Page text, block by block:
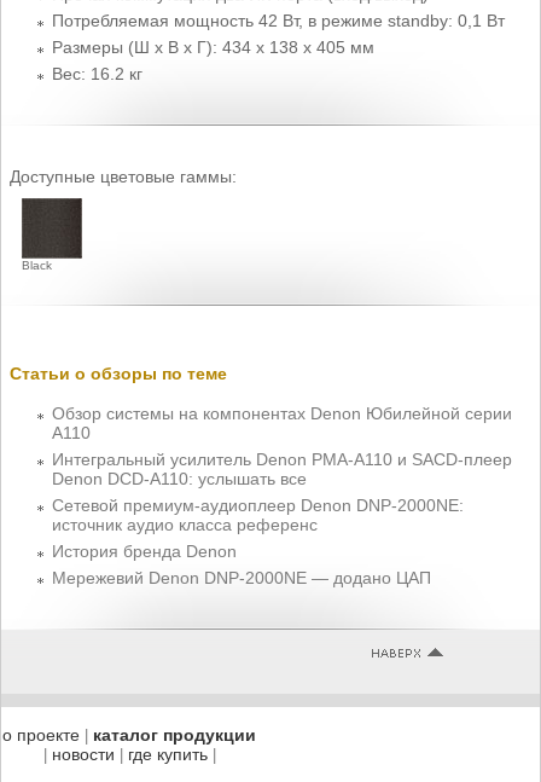
Потребляемая мощность 42 Вт, в режиме standby: 0,1 Вт
Размеры (Ш x В x Г): 434 х 138 х 405 мм
Вес: 16.2 кг
Доступные цветовые гаммы:
Black
Статьи о обзоры по теме
Обзор системы на компонентах Denon Юбилейной серии
A110
Интегральный усилитель Denon PMA-A110 и SACD-плеер
Denon DCD-A110: услышать все
Сетевой премиум-аудиоплеер Denon DNP-2000NE:
источник аудио класса референс
История бренда Denon
Мережевий Denon DNP-2000NE — додано ЦАП
о проекте каталог продукции
новости где купить|